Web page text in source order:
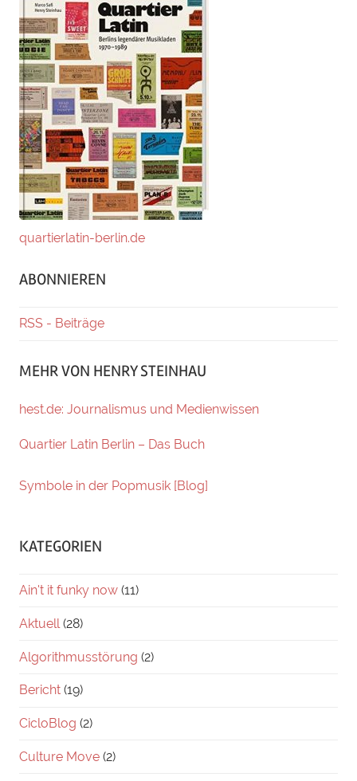
quartierlatin-berlin.de
ABONNIEREN
RSS - Beiträge
MEHR VON HENRY STEINHAU
hest.de: Journalismus und Medienwissen
Quartier Latin Berlin – Das Buch
Symbole in der Popmusik [Blog]
KATEGORIEN
Ain't it funky now (11)
Aktuell (28)
Algorithmusstörung (2)
Bericht (19)
CicloBlog (2)
Culture Move (2)